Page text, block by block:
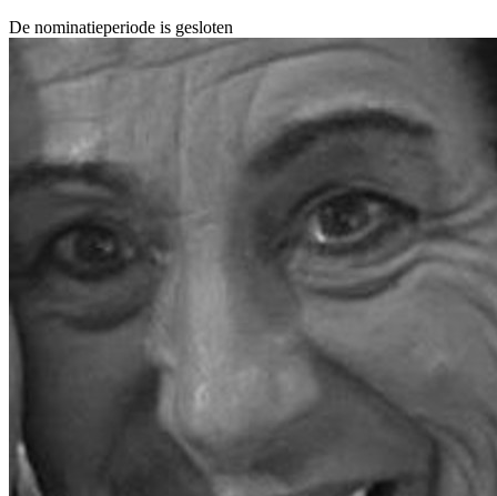
De nominatieperiode is gesloten